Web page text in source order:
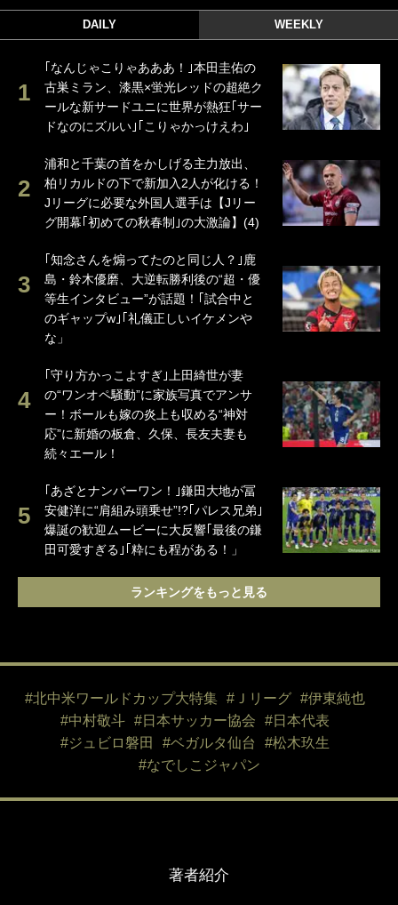
DAILY WEEKLY
｢なんじゃこりゃあああ！｣本田圭佑の
古巣ミラン、漆黒×蛍光レッドの超絶ク
ールな新サードユニに世界が熱狂｢サー
ドなのにズルい｣｢こりゃかっけえわ｣
浦和と千葉の首をかしげる主力放出、
柏リカルドの下で新加入2人が化ける！
Jリーグに必要な外国人選手は【Jリー
グ開幕｢初めての秋春制｣の大激論】(4)
｢知念さんを煽ってたのと同じ人？｣鹿
島・鈴木優磨、大逆転勝利後の“超・優
等生インタビュー”が話題！｢試合中と
のギャップw｣｢礼儀正しいイケメンや
な」
｢守り方かっこよすぎ｣上田綺世が妻
の“ワンオペ騒動”に家族写真でアンサ
ー！ボールも嫁の炎上も収める“神対
応”に新婚の板倉、久保、長友夫妻も
続々エール！
｢あざとナンバーワン！｣鎌田大地が冨
安健洋に“肩組み頭乗せ”!?｢パレス兄弟｣
爆誕の歓迎ムービーに大反響｢最後の鎌
田可愛すぎる｣｢粋にも程がある！」
ランキングをもっと見る
#北中米ワールドカップ大特集 #Ｊリーグ
#伊東純也
#中村敬斗
#日本サッカー協会
#日本代表
#ジュビロ磐田
#ベガルタ仙台
#松木玖生
#なでしこジャパン
著者紹介